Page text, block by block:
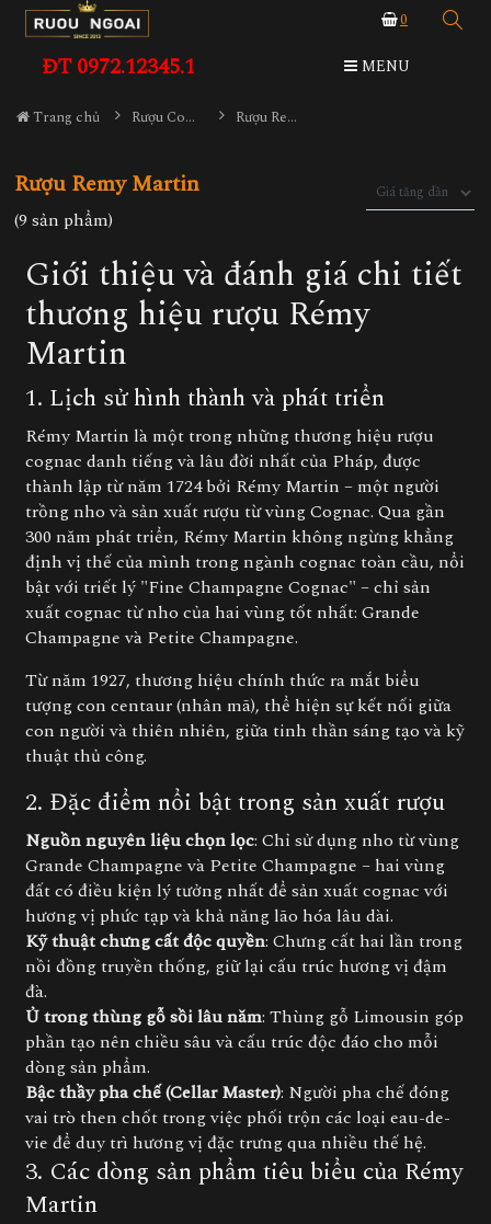
0
ĐT 0972.12345.1 MENU
Trang chủ Rượu Cognac Rượu Remy Martin
Rượu Remy Martin
(9 sản phẩm)
Giới thiệu và đánh giá chi tiết
thương hiệu rượu Rémy
Martin
1. Lịch sử hình thành và phát triển
Rémy Martin là một trong những thương hiệu rượu
cognac danh tiếng và lâu đời nhất của Pháp, được
thành lập từ năm 1724 bởi Rémy Martin – một người
trồng nho và sản xuất rượu từ vùng Cognac. Qua gần
300 năm phát triển, Rémy Martin không ngừng khẳng
định vị thế của mình trong ngành cognac toàn cầu, nổi
bật với triết lý "Fine Champagne Cognac" – chỉ sản
xuất cognac từ nho của hai vùng tốt nhất: Grande
Champagne và Petite Champagne.
Từ năm 1927, thương hiệu chính thức ra mắt biểu
tượng con centaur (nhân mã), thể hiện sự kết nối giữa
con người và thiên nhiên, giữa tinh thần sáng tạo và kỹ
thuật thủ công.
2. Đặc điểm nổi bật trong sản xuất rượu
Nguồn nguyên liệu chọn lọc: Chỉ sử dụng nho từ vùng
Grande Champagne và Petite Champagne – hai vùng
đất có điều kiện lý tưởng nhất để sản xuất cognac với
hương vị phức tạp và khả năng lão hóa lâu dài.
Kỹ thuật chưng cất độc quyền: Chưng cất hai lần trong
nồi đồng truyền thống, giữ lại cấu trúc hương vị đậm
đà.
Ủ trong thùng gỗ sồi lâu năm: Thùng gỗ Limousin góp
phần tạo nên chiều sâu và cấu trúc độc đáo cho mỗi
dòng sản phẩm.
Bậc thầy pha chế (Cellar Master): Người pha chế đóng
vai trò then chốt trong việc phối trộn các loại eau-de-
vie để duy trì hương vị đặc trưng qua nhiều thế hệ.
3. Các dòng sản phẩm tiêu biểu của Rémy
Martin